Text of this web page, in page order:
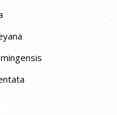
subsp. tridentata